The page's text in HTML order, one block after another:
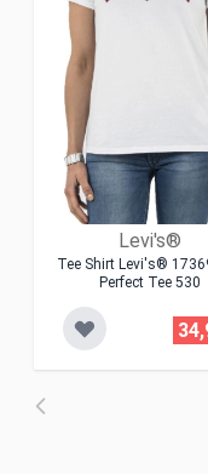
Levi's®
Tee Shirt Levi's®
Perfect Tee 530